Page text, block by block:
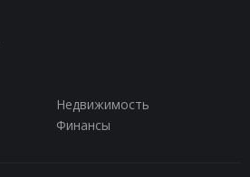
Недвижимость
Финансы